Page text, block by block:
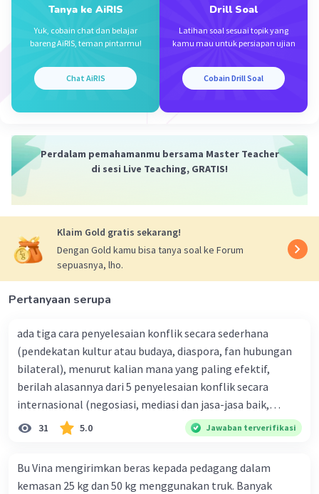
Beri Rating·0.0(0 Balas
Iklan
Swissvale S Level 1
06 Juni 2024 22:42
Bantu menjawab ya, jawabannya A.
Tanya ke AiRIS
Yuk, cobain chat dan belajar
bareng AiRIS, teman pintarmu!
Chat AiRIS
Drill Soal
Latihan soal sesuai topik yang
kamu mau untuk persiapan ujian
Cobain Drill Soal
Perdalam pemahamanmu bersama Master Teacher
di sesi Live Teaching, GRATIS!
Klaim Gold gratis sekarang!
Dengan Gold kamu bisa tanya soal ke Forum
sepuasnya, lho.
Pertanyaan serupa
ada tiga cara penyelesaian konflik secara sederhana
(pendekatan kultur atau budaya, diaspora, fan hubungan
bilateral), menurut kalian mana yang paling efektif,
berilah alasannya dari 5 penyelesaian konflik secara
internasional (negosiasi, mediasi dan jasa-jasa baik,
konsiliasi, penyelidikan, dan penyelesaian di bawah
naungan organisasi PBB), menurut kalian mana yang
31 5.0 Jawaban terverifikasi
Bu Vina mengirimkan beras kepada pedagang dalam
kemasan 25 kg dan 50 kg menggunakan truk. Banyak